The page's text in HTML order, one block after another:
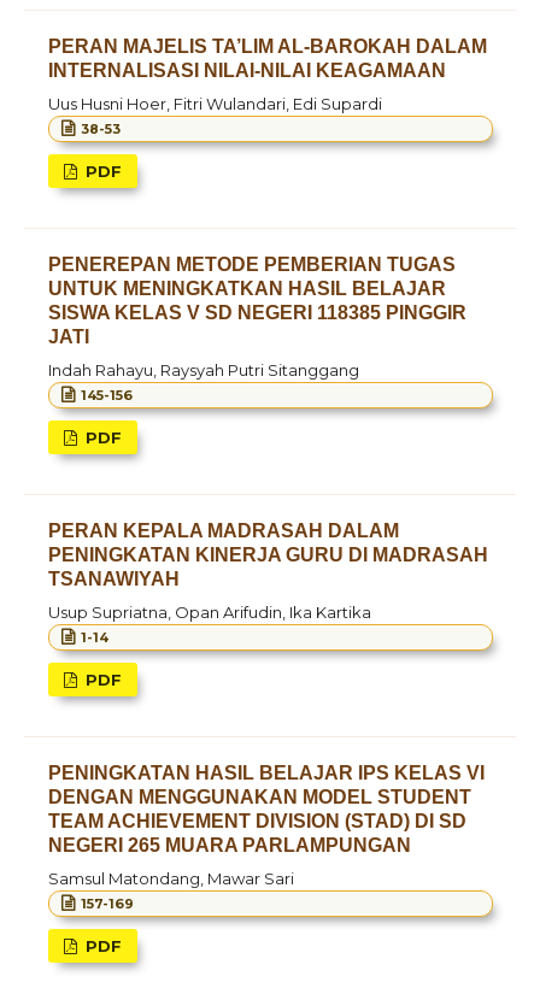
PERAN MAJELIS TA’LIM AL-BAROKAH DALAM
INTERNALISASI NILAI-NILAI KEAGAMAAN
Uus Husni Hoer, Fitri Wulandari, Edi Supardi
38-53
PDF
PENEREPAN METODE PEMBERIAN TUGAS
UNTUK MENINGKATKAN HASIL BELAJAR
SISWA KELAS V SD NEGERI 118385 PINGGIR
JATI
Indah Rahayu, Raysyah Putri Sitanggang
145-156
PDF
PERAN KEPALA MADRASAH DALAM
PENINGKATAN KINERJA GURU DI MADRASAH
TSANAWIYAH
Usup Supriatna, Opan Arifudin, Ika Kartika
1-14
PDF
PENINGKATAN HASIL BELAJAR IPS KELAS VI
DENGAN MENGGUNAKAN MODEL STUDENT
TEAM ACHIEVEMENT DIVISION (STAD) DI SD
NEGERI 265 MUARA PARLAMPUNGAN
Samsul Matondang, Mawar Sari
157-169
PDF